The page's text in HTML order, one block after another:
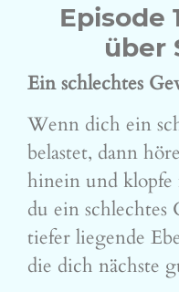
Episode
über
Ein schlechtes
Wenn dich ein
belastet, dann
hinein und
du ein schlechtes
tiefer liegende
die dich nächste